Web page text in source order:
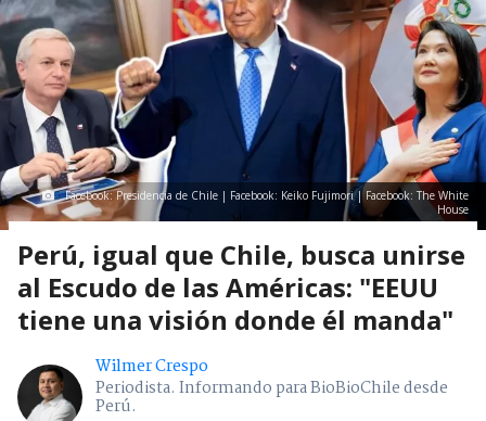
Facebook: Presidencia de Chile | Facebook: Keiko Fujimori | Facebook: The White
House
Perú, igual que Chile, busca unirse
al Escudo de las Américas: "EEUU
tiene una visión donde él manda"
Wilmer Crespo
Periodista. Informando para BioBioChile desde
Perú.